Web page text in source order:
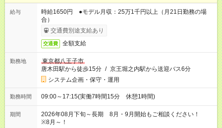
給与
時給1650円 ●モデル月収：25万1千円以上（月21日勤務の場
合）
交通費別途支給あり
交通費 全額支給
勤務地
東京都八王子市
唐木田駅から徒歩15分 / 京王堀之内駅から送迎バス6分
システム企画・保守・運用
勤務時間 09:00～17:15(実働7時間15分 休憩1時間)
期間
2026年08月下旬～長期 8月・9月開始もご相談ください！
※8月～！